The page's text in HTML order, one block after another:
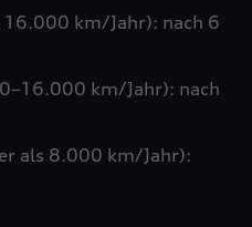
km/Jahr): nach 6
km/Jahr): nach
als 8.000 km/Jahr):